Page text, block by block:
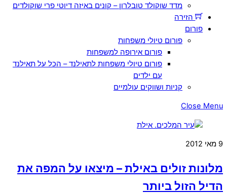
מדד שוקולד טובלרון – קונים באיזה דיוטי פרי שוקולדים
הזירה
פורום
פורום טיולי משפחות
פורום אירופה למשפחות
פורום טיולי משפחות לתאילנד – הכל על תאילנד
עם ילדים
קניות ושווקים עולמיים
Close Menu
9 מאי 2012
מלונות זולים באילת – מיצאו על המפה את
הדיל הזול ביותר